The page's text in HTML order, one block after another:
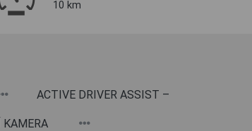
10 km
ACTIVE DRIVER ASSIST –
KAMERA